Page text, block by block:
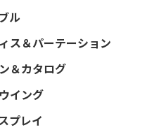
ル
ス＆パーテーション
＆カタログ
イング
プレイ